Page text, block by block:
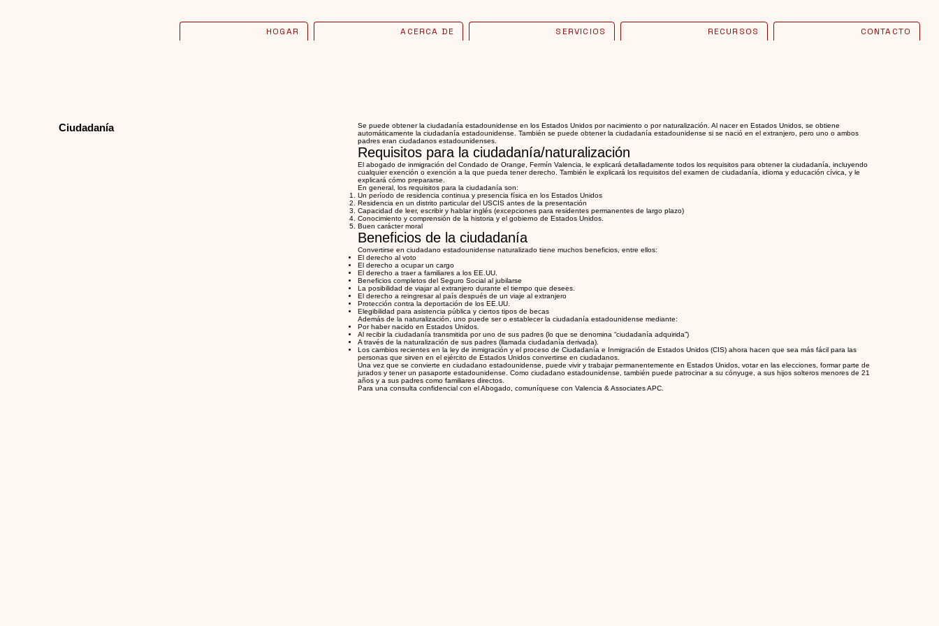
HOGAR ACERCA DE SERVICIOS RECURSOS CONTACTO
Ciudadanía
Se puede obtener la ciudadanía estadounidense en los Estados Unidos por nacimiento o por naturalización. Al nacer en Estados Unidos, se obtiene
automáticamente la ciudadanía estadounidense. También se puede obtener la ciudadanía estadounidense si se nació en el extranjero, pero uno o ambos
padres eran ciudadanos estadounidenses.
Requisitos para la ciudadanía/naturalización
El abogado de inmigración del Condado de Orange, Fermín Valencia, le explicará detalladamente todos los requisitos para obtener la ciudadanía, incluyendo
cualquier exención o exención a la que pueda tener derecho. También le explicará los requisitos del examen de ciudadanía, idioma y educación cívica, y le
explicará cómo prepararse.
En general, los requisitos para la ciudadanía son:
Un período de residencia continua y presencia física en los Estados Unidos
Residencia en un distrito particular del USCIS antes de la presentación
Capacidad de leer, escribir y hablar inglés (excepciones para residentes permanentes de largo plazo)
Conocimiento y comprensión de la historia y el gobierno de Estados Unidos.
Buen carácter moral
Beneficios de la ciudadanía
Convertirse en ciudadano estadounidense naturalizado tiene muchos beneficios, entre ellos:
El derecho al voto
El derecho a ocupar un cargo
El derecho a traer a familiares a los EE.UU.
Beneficios completos del Seguro Social al jubilarse
La posibilidad de viajar al extranjero durante el tiempo que desees.
El derecho a reingresar al país después de un viaje al extranjero
Protección contra la deportación de los EE.UU.
Elegibilidad para asistencia pública y ciertos tipos de becas
Además de la naturalización, uno puede ser o establecer la ciudadanía estadounidense mediante:
Por haber nacido en Estados Unidos.
Al recibir la ciudadanía transmitida por uno de sus padres (lo que se denomina “ciudadanía adquirida”)
A través de la naturalización de sus padres (llamada ciudadanía derivada).
Los cambios recientes en la ley de inmigración y el proceso de Ciudadanía e Inmigración de Estados Unidos (CIS) ahora hacen que sea más fácil para las
personas que sirven en el ejército de Estados Unidos convertirse en ciudadanos.
Una vez que se convierte en ciudadano estadounidense, puede vivir y trabajar permanentemente en Estados Unidos, votar en las elecciones, formar parte de
jurados y tener un pasaporte estadounidense. Como ciudadano estadounidense, también puede patrocinar a su cónyuge, a sus hijos solteros menores de 21
años y a sus padres como familiares directos.
Para una consulta confidencial con el Abogado, comuníquese con Valencia & Associates APC.